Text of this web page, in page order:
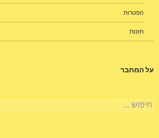
הפטרות
חזנות
על המחבר
חיפוש: